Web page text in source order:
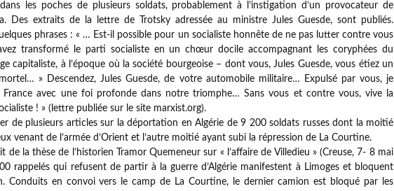
les poches de plusieurs soldats, probablement à l’instigation d’un provocateur de
Des extraits de la lettre de Trotsky adressée au ministre Jules Guesde, sont publiés.
phrases : « … Est-il possible pour un socialiste honnête de ne pas lutter contre vous
transformé le parti socialiste en un chœur docile accompagnant les coryphées du
capitaliste, à l’époque où la société bourgeoise – dont vous, Jules Guesde, vous étiez un
» Descendez, Jules Guesde, de votre automobile militaire… Expulsé par vous, je
avec une foi profonde dans notre triomphe… Sans vous et contre vous, vive la
! » (lettre publiée sur le site marxist.org).
de plusieurs articles sur la déportation en Algérie de 9 200 soldats russes dont la moitié
venant de l’armée d’Orient et l’autre moitié ayant subi la répression de La Courtine.
de la thèse de l’historien Tramor Quemeneur sur « l’affaire de Villedieu » (Creuse, 7- 8 mai
rappelés qui refusent de partir à la guerre d’Algérie manifestent à Limoges et bloquent
Conduits en convoi vers le camp de La Courtine, le dernier camion est bloqué par les